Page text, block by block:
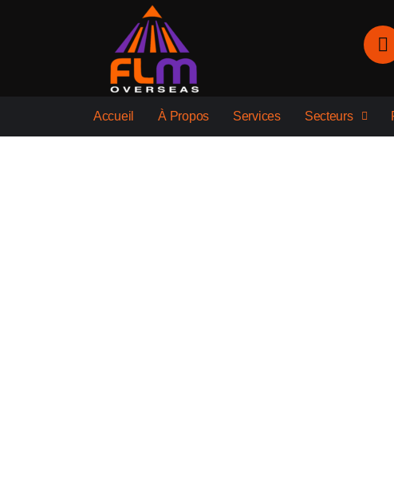
Accueil À Propos Services Secteurs